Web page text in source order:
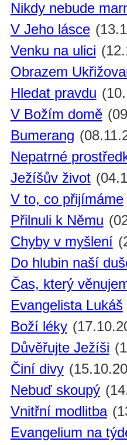
Nikdy nebude
V Jeho lásce
Venku na ulici
Obrazem
Hledat pravdu
V Božím domě
Bumerang
Nepatrné
Ježíšův život
V to, co přijímáme
Přilnuli k Němu
Chyby v myšlení
Do hlubin naší
Čas, který
Evangelista Lukáš
Boží léky
Důvěřujte Ježíši
Činí divy
Nebuď skoupý
Vnitřní modlitba
Evangelium na